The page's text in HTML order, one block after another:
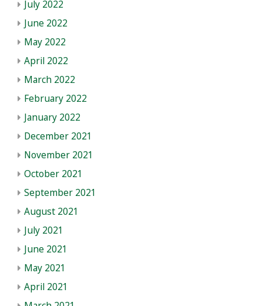
July 2022
June 2022
May 2022
April 2022
March 2022
February 2022
January 2022
December 2021
November 2021
October 2021
September 2021
August 2021
July 2021
June 2021
May 2021
April 2021